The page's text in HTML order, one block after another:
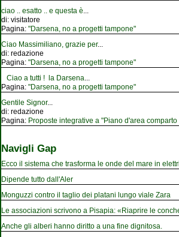
ciao .. esatto .. e questa è...
di: visitatore
Pagina: "Darsena, no a progetti tampone"
Ciao Massimiliano, grazie per...
di: redazione
Pagina: "Darsena, no a progetti tampone"
Ciao a tutti ! la Darsena...
Pagina: "Darsena, no a progetti tampone"
Gentile Signor...
di: redazione
Pagina: Proposte integrative a "Piano d'area
Navigli Gap
Ecco il sistema che trasforma le onde del mare in
Dipende tutto dall'Aler
Monguzzi contro il taglio dei platani lungo viale Zara
Le associazioni scrivono a Pisapia: «Riaprire le
Anche gli alberi hanno diritto a una fine dignitosa.